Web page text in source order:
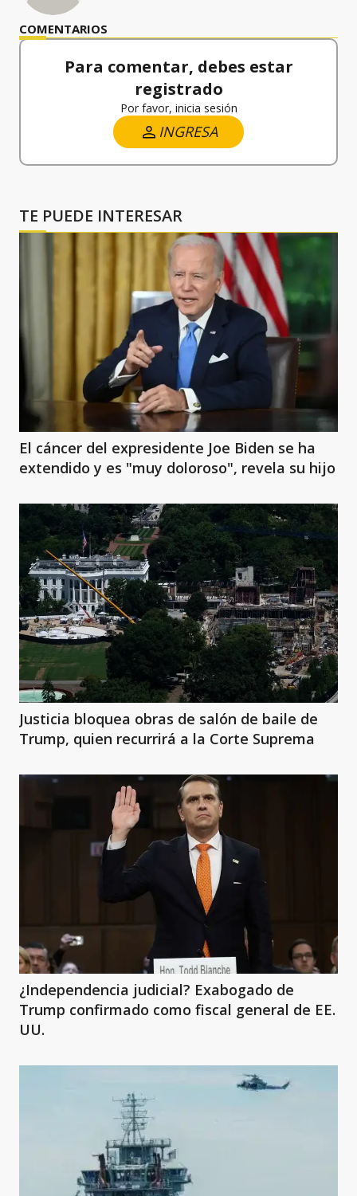
COMENTARIOS
Para comentar, debes estar
registrado
Por favor, inicia sesión
INGRESA
TE PUEDE INTERESAR
El cáncer del expresidente Joe Biden se ha
extendido y es "muy doloroso", revela su hijo
Justicia bloquea obras de salón de baile de
Trump, quien recurrirá a la Corte Suprema
¿Independencia judicial? Exabogado de
Trump confirmado como fiscal general de EE.
UU.